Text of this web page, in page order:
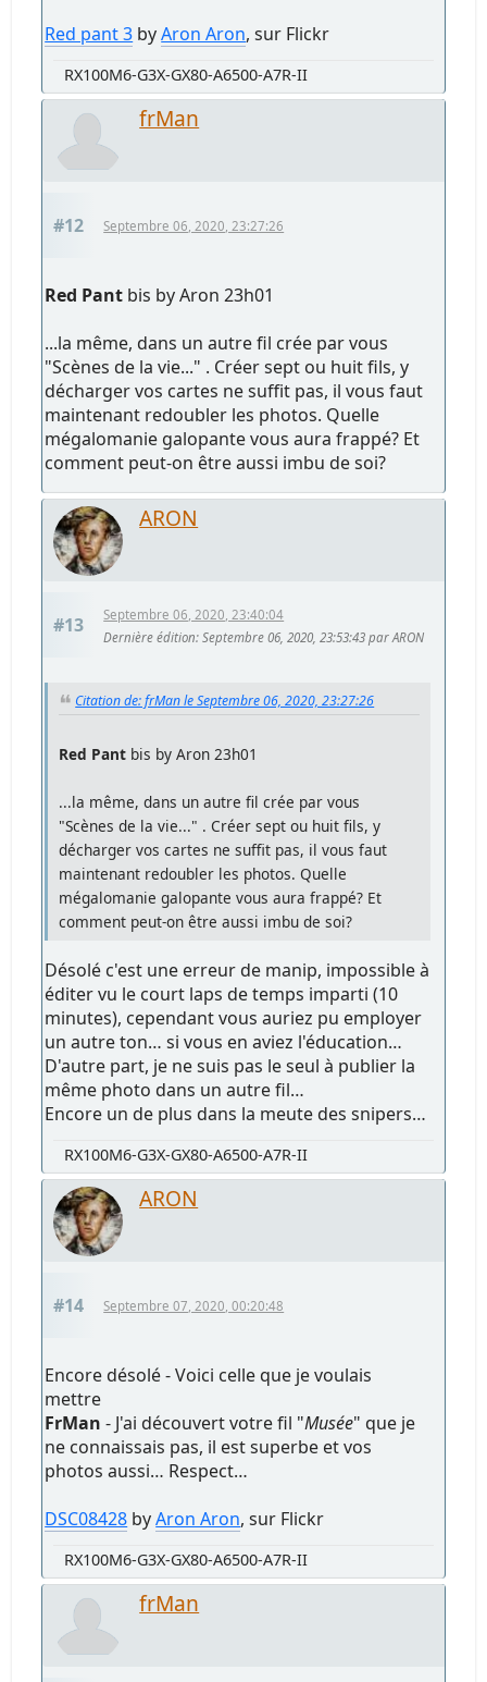
Red pant 3 byAron Aron, sur Flickr
RX100M6-G3X-GX80-A6500-A7R-II
frMan
#12 Septembre 06, 2020, 23:27:26
Red Pant bis by Aron 23h01
...la même, dans un autre fil crée par vous
"Scènes de la vie..." . Créer sept ou huit fils, y
décharger vos cartes ne suffit pas, il vous faut
maintenant redoubler les photos. Quelle
mégalomanie galopante vous aura frappé? Et
comment peut-on être aussi imbu de soi?
ARON
#13
Septembre 06, 2020, 23:40:04
Dernière édition: Septembre 06, 2020, 23:53:43 par ARON
Citation de: frMan le Septembre 06, 2020, 23:27:26
Red Pant bis by Aron 23h01
...la même, dans un autre fil crée par vous
"Scènes de la vie..." . Créer sept ou huit fils, y
décharger vos cartes ne suffit pas, il vous faut
maintenant redoubler les photos. Quelle
mégalomanie galopante vous aura frappé? Et
comment peut-on être aussi imbu de soi?
Désolé c'est une erreur de manip, impossible à
éditer vu le court laps de temps imparti (10
minutes), cependant vous auriez pu employer
un autre ton… si vous en aviez l'éducation…
D'autre part, je ne suis pas le seul à publier la
même photo dans un autre fil…
Encore un de plus dans la meute des snipers…
RX100M6-G3X-GX80-A6500-A7R-II
ARON
#14 Septembre 07, 2020, 00:20:48
Encore désolé - Voici celle que je voulais
mettre
FrMan - J'ai découvert votre fil "Musée" que je
ne connaissais pas, il est superbe et vos
photos aussi… Respect…
DSC08428 byAron Aron, sur Flickr
RX100M6-G3X-GX80-A6500-A7R-II
frMan